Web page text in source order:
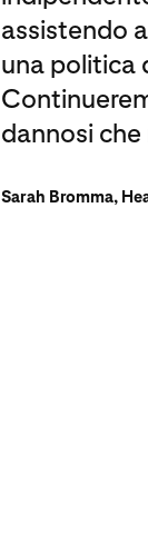
assistendo
una politica
dannosi
Sarah Bromma,